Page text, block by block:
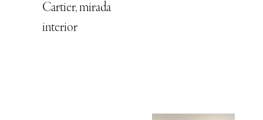
Cartier, mirada
interior